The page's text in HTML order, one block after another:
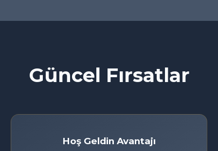
Güncel Fırsatlar
Hoş Geldin Avantajı